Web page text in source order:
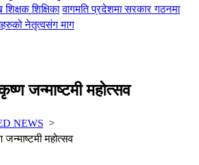
शिक्षिका वागमति प्रदेशमा सरकार गठनमा
नेतृत्वसंग माग
जन्माष्टमी महोत्सव
NEWS >
जन्माष्टमी महोत्सव